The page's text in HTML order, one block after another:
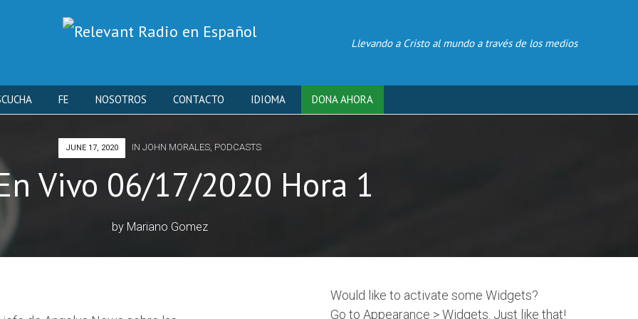
Llevando a Cristo al mundo a través de los medios
Skip
content
FE NOSOTROS CONTACTO IDIOMA DONA AHORA
JUNE 17, 2020 IN JOHN MORALES, PODCASTS
Vivo 06/17/2020 Hora 1
by Mariano Gomez
Would like to activate some Widgets?
Go to Appearance > Widgets. Just like that!